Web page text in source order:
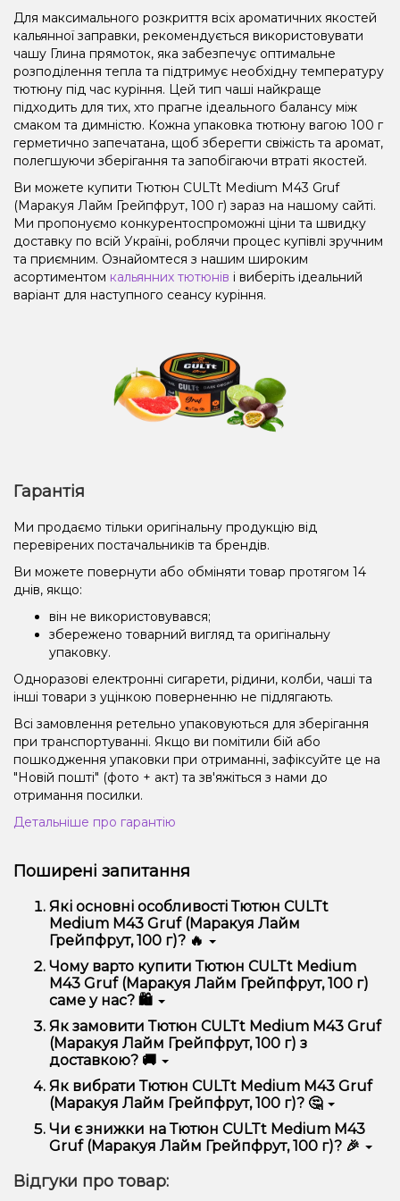
Для максимального розкриття всіх ароматичних якостей
кальянної заправки, рекомендується використовувати
чашу Глина прямоток, яка забезпечує оптимальне
розподілення тепла та підтримує необхідну температуру
тютюну під час куріння. Цей тип чаші найкраще
підходить для тих, хто прагне ідеального балансу між
смаком та димністю. Кожна упаковка тютюну вагою 100 г
герметично запечатана, щоб зберегти свіжість та аромат,
полегшуючи зберігання та запобігаючи втраті якостей.
Ви можете купити Тютюн CULTt Medium M43 Gruf
(Маракуя Лайм Грейпфрут, 100 г) зараз на нашому сайті.
Ми пропонуємо конкурентоспроможні ціни та швидку
доставку по всій Україні, роблячи процес купівлі зручним
та приємним. Ознайомтеся з нашим широким
асортиментом кальянних тютюнів і виберіть ідеальний
варіант для наступного сеансу куріння.
Гарантія
Ми продаємо тільки оригінальну продукцію від
перевірених постачальників та брендів.
Ви можете повернути або обміняти товар протягом 14
днів, якщо:
він не використовувався;
збережено товарний вигляд та оригінальну
упаковку.
Одноразові електронні сигарети, рідини, колби, чаші та
інші товари з уцінкою поверненню не підлягають.
Всі замовлення ретельно упаковуються для зберігання
при транспортуванні. Якщо ви помітили бій або
пошкодження упаковки при отриманні, зафіксуйте це на
"Новій пошті" (фото + акт) та зв'яжіться з нами до
отримання посилки.
Детальніше про гарантію
Поширені запитання
Які основні особливості Тютюн CULTt
Medium M43 Gruf (Маракуя Лайм
Грейпфрут, 100 г)? 🔥
Тютюн CULTt Medium M43 Gruf (Маракуя Лайм
Грейпфрут, 100 г) відрізняється високою якістю,
зручністю використання та надійністю.
Чому варто купити Тютюн CULTt Medium
M43 Gruf (Маракуя Лайм Грейпфрут, 100 г)
саме у нас? 🛍️
Ми пропонуємо тільки оригінальну продукцію,
широкий асортимент, вигідні ціни та швидку
доставку. Крім того, у нас регулярні акції та знижки
для клієнтів!
Як замовити Тютюн CULTt Medium M43 Gruf
(Маракуя Лайм Грейпфрут, 100 г) з
доставкою? 🚚
Оформити замовлення можна в кілька кліків:
Додайте Тютюн CULTt Medium M43 Gruf
(Маракуя Лайм Грейпфрут, 100 г) до кошика.
Перейдіть до оформлення замовлення.
Підтвердіть замовлення – ми швидко
надішлемо його вам!
Як вибрати Тютюн CULTt Medium M43 Gruf
(Маракуя Лайм Грейпфрут, 100 г)? 🤔
Вибір залежить від ваших уподобань – наприклад,
якщо це кальян, враховуйте розмір, матеріал та тип
чаші, якщо вейп – потужність та смак. Наші
варіант.
Чи є знижки на Тютюн CULTt Medium M43
Gruf (Маракуя Лайм Грейпфрут, 100 г)? 🎉
спеціальні пропозиції. Слідкуйте за оновленнями на
Відгуки про товар: